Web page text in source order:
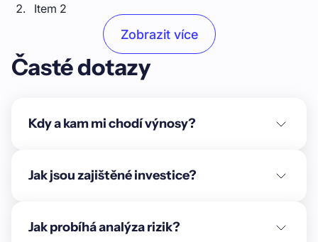
Item 2
Unordered list
Item B
Text link
Emphasis
Zobrazit více
Časté dotazy
Kdy a kam mi chodí výnosy?
Jak jsou zajištěné investice?
Jak probíhá analýza rizik?